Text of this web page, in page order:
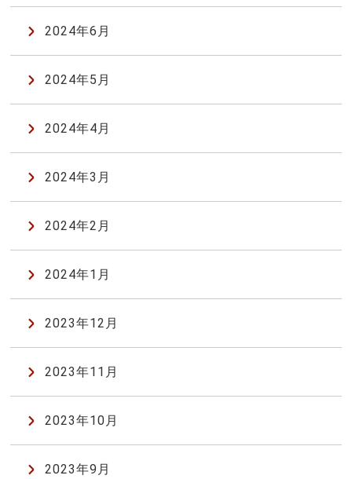
2024年6月
2024年5月
2024年4月
2024年3月
2024年2月
2024年1月
2023年12月
2023年11月
2023年10月
2023年9月